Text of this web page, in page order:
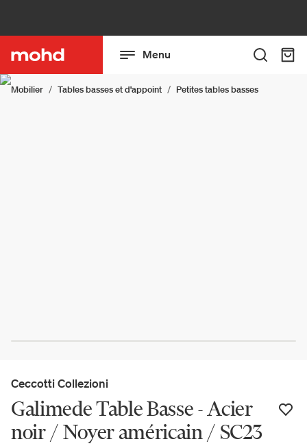
Menu
Mobilier Tables basses et d'appoint Petites tables basses
Ceccotti Collezioni
Galimede Table Basse - Acier
noir / Noyer américain / SC23